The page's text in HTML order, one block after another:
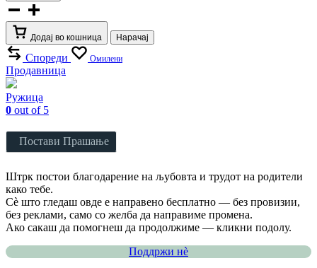
Детска
јакна
12-
18м
количина
Додај во кошница Нарачај
Спореди Омилени
Продавница
Ружица
0 out of 5
Постави Прашање
Штрк постои благодарение на љубовта и трудот на родители
како тебе.
Сè што гледаш овде е направено бесплатно — без провизии,
без реклами, само со желба да направиме промена.
Ако сакаш да помогнеш да продолжиме — кликни подолу.
Поддржи нѐ